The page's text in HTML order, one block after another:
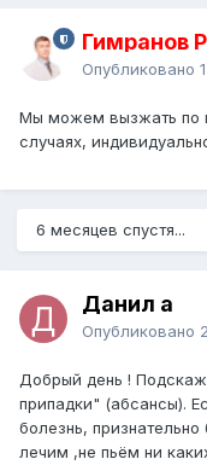
Гимранов
Опубликовано
Мы можем вызжать по
случаях,
6 месяцев спустя...
Данил a
Опубликовано
Добрый день !
припадки" (абсансы).
болезнь,
лечим ,не пьём ни